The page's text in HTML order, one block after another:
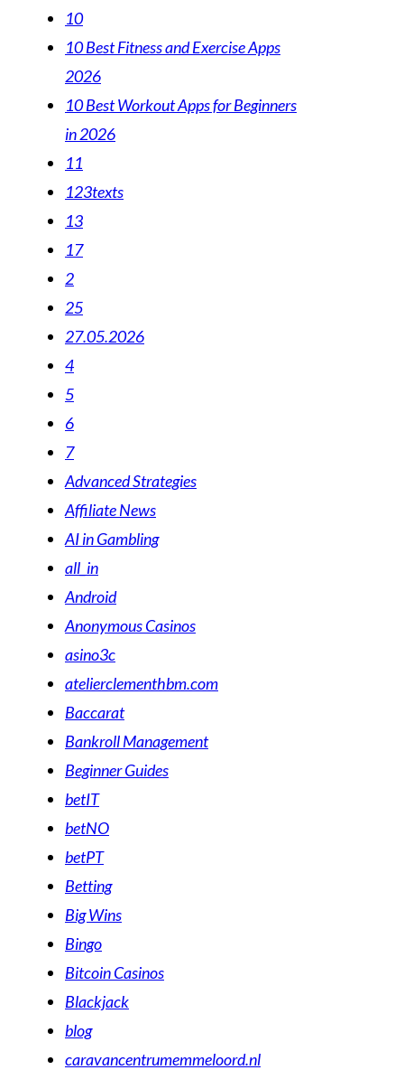
10
10 Best Fitness and Exercise Apps
2026
10 Best Workout Apps for Beginners
in 2026
11
123texts
13
17
2
25
27.05.2026
4
5
6
7
Advanced Strategies
Affiliate News
AI in Gambling
all_in
Android
Anonymous Casinos
asino3c
atelierclementhbm.com
Baccarat
Bankroll Management
Beginner Guides
betIT
betNO
betPT
Betting
Big Wins
Bingo
Bitcoin Casinos
Blackjack
blog
caravancentrumemmeloord.nl